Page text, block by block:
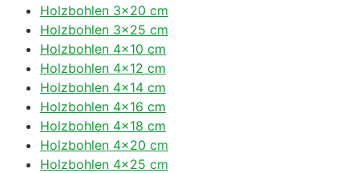
Holzbohlen 3×20 cm
Holzbohlen 3×25 cm
Holzbohlen 4×10 cm
Holzbohlen 4×12 cm
Holzbohlen 4×14 cm
Holzbohlen 4×16 cm
Holzbohlen 4×18 cm
Holzbohlen 4×20 cm
Holzbohlen 4×25 cm